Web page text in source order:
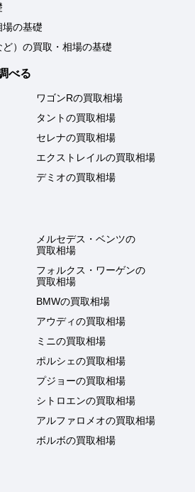
の基礎
）の買取・相場の基礎
べる
ワゴンRの買取相場
タントの買取相場
セレナの買取相場
エクストレイルの買取相場
デミオの買取相場
メルセデス・ベンツの
買取相場
フォルクス・ワーゲンの
買取相場
BMWの買取相場
アウディの買取相場
ミニの買取相場
ポルシェの買取相場
プジョーの買取相場
シトロエンの買取相場
アルファロメオの買取相場
ボルボの買取相場